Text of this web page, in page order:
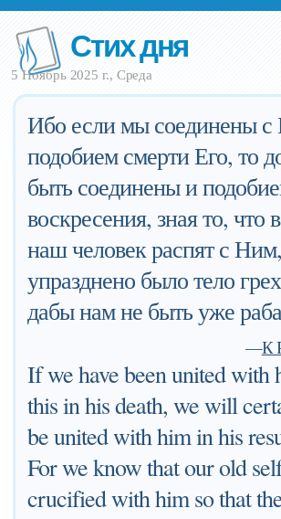
Стих дня
5 Ноябрь 2025 г., Среда
Ибо если мы соединены
подобием смерти Его, то
быть соединены и
воскресения, зная то, что
наш человек распят с
упразднено было тело
дабы нам не быть уже
—К
If we have been united with
this in his death, we will
be united with him in his
For we know that our old
crucified with him so that